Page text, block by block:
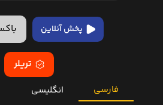
پخش آنلاین
تریلر
فارسی انگلیسی